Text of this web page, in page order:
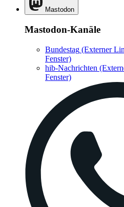
Mastodon
Mastodon-Kanäle
Bundestag (Externer
Fenster)
hib-Nachrichten
Fenster)